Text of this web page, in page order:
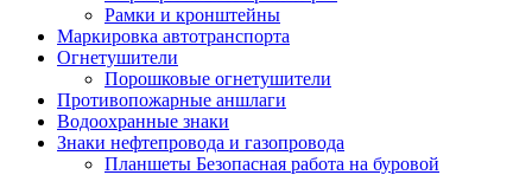
Рамки и кронштейны
Маркировка автотранспорта
Огнетушители
Порошковые огнетушители
Противопожарные аншлаги
Водоохранные знаки
Знаки нефтепровода и газопровода
Планшеты Безопасная работа на буровой